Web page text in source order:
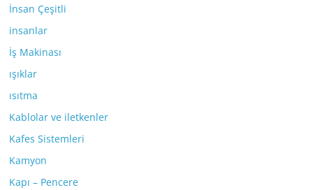
İnsan Çeşitli
insanlar
İş Makinası
ışıklar
ısıtma
Kablolar ve iletkenler
Kafes Sistemleri
Kamyon
Kapı – Pencere